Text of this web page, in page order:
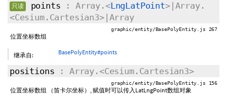
只读 points : Array.<LngLatPoint>|Array.
<Cesium.Cartesian3>|Array
graphic/entity/BasePolyEntity.js 267
位置坐标数组
继承自: BasePolyEntity#points
positions : Array.<Cesium.Cartesian3>
graphic/entity/BasePolyEntity.js 156
位置坐标数组 （笛卡尔坐标）, 赋值时可以传入LatLngPoint数组对象